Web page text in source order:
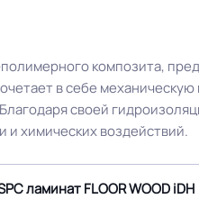
композита,
в себе
своей
и химических воздействий.
ламинат FLOOR WOOD iDH